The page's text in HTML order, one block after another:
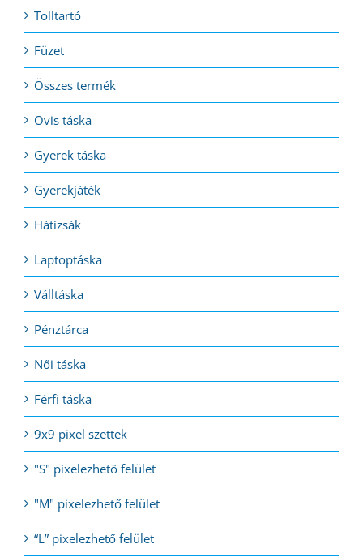
Tolltartó
Füzet
Összes termék
Ovis táska
Gyerek táska
Gyerekjáték
Hátizsák
Laptoptáska
Válltáska
Pénztárca
Női táska
Férfi táska
9x9 pixel szettek
"S" pixelezhető felület
"M" pixelezhető felület
“L” pixelezhető felület